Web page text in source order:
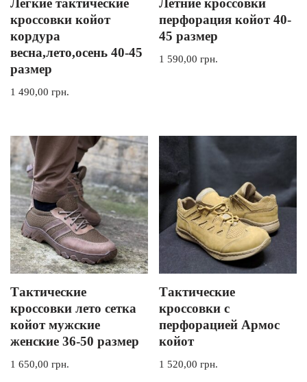
кроссовки койот
кордура
весна,лето,осень 40-45
размер
1 490,00 грн.
перфорация койот 40-
45 размер
1 590,00грн.
Тактические
кроссовки лето сетка
койот мужские
женские 36-50 размер
1 650,00 грн.
Тактические
кроссовки с
перфорацией Армос
койот
1 520,00грн.